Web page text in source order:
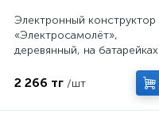
Электронный конструктор
«Электросамолёт»,
деревянный, на батарейках
2 266 тг /шт